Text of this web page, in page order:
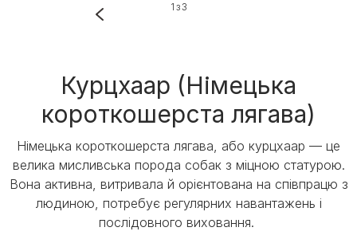
Курцхаар (Німецька
короткошерста лягава)
Німецька короткошерста лягава, або курцхаар — це
велика мисливська порода собак з міцною статурою.
Вона активна, витривала й орієнтована на співпрацю з
людиною, потребує регулярних навантажень і
послідовного виховання.
1 з 3